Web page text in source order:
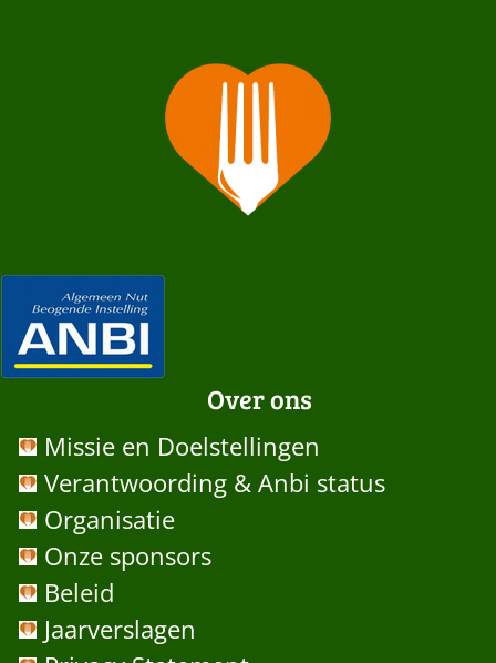
Over ons
Missie en Doelstellingen
Verantwoording & Anbi status
Organisatie
Onze sponsors
Beleid
Jaarverslagen